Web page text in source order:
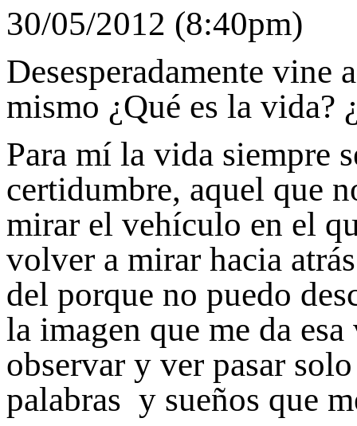
30/05/2012 (8:40pm)
Desesperadamente vine
mismo ¿Qué es la vida?
Para mí la vida siempre
certidumbre, aquel que
mirar el vehículo en el
volver a mirar hacia
del porque no puedo
la imagen que me da
observar y ver pasar
palabras y sueños que